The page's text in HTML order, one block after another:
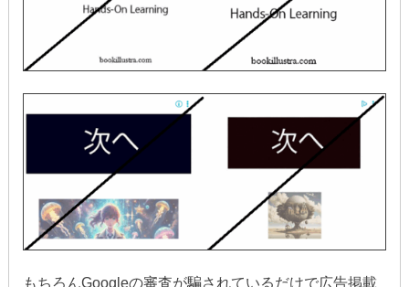
もちろんGoogleの審査が騙されているだけで広告掲載